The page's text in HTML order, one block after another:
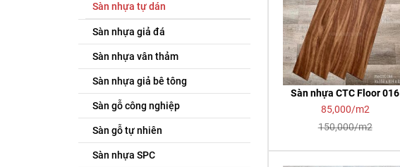
Sàn nhựa tự dán
Sàn nhựa giả đá
Sàn nhựa vân thảm
Sàn nhựa giả bê tông
Sàn gỗ công nghiệp
Sàn gỗ tự nhiên
Sàn nhựa SPC
Sàn nhựa CTC Floor 016
85,000/m2
150,000/m2